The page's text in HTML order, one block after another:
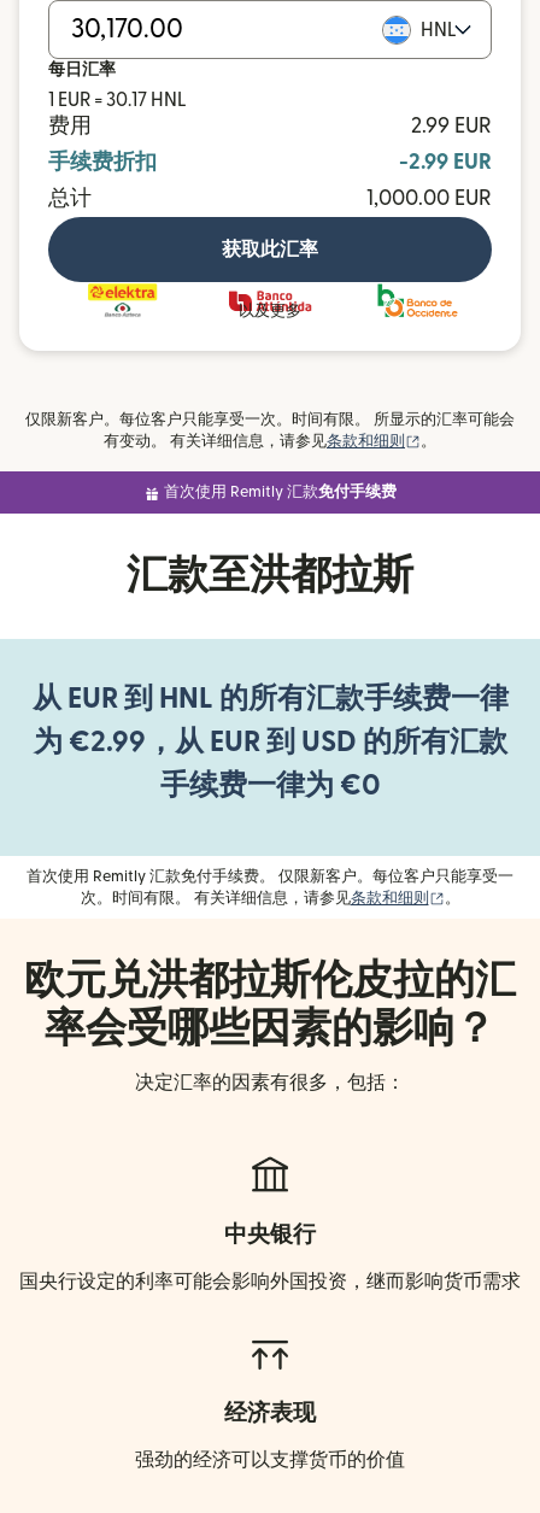
HNL
每日汇率
1 EUR = 30.17 HNL
费用
2.99 EUR
手续费折扣
-2.99 EUR
总计
1,000.00 EUR
获取此汇率
以及更多
仅限新客户。每位客户只能享受一次。时间有限。 所显示的汇率可能会
有变动。 有关详细信息，请参见条款和细则 。
首次使用 Remitly 汇款免付手续费
汇款至洪都拉斯
从 EUR 到 HNL 的所有汇款手续费一律
为 €2.99，从 EUR 到 USD 的所有汇款
手续费一律为 €0
首次使用 Remitly 汇款免付手续费。 仅限新客户。每位客户只能享受一
次。时间有限。 有关详细信息，请参见条款和细则 （在新窗口中
。
欧元兑洪都拉斯伦皮拉的汇
率会受哪些因素的影响？
决定汇率的因素有很多，包括：
中央银行
国央行设定的利率可能会影响外国投资，继而影响货币需求
经济表现
强劲的经济可以支撑货币的价值